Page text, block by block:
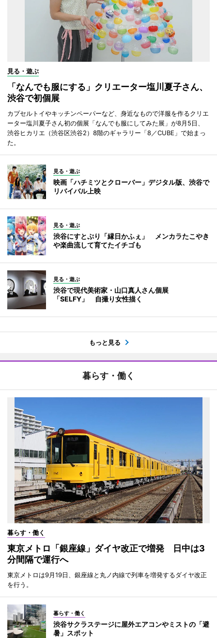
見る・遊ぶ
「なんでも服にする」クリエーター塩川夏子さん、
渋谷で初個展
カプセルトイやキッチンペーパーなど、身近なもので洋服を作るクリエ
ーター塩川夏子さん初の個展「なんでも服にしてみた展」が8月5日、
渋谷ヒカリエ（渋谷区渋谷2）8階のギャラリー「8／CUBE」で始まっ
た。
見る・遊ぶ
映画「ハチミツとクローバー」デジタル版、渋谷で
リバイバル上映
見る・遊ぶ
渋谷にすとぷり「縁日かふぇ」 メンカラたこやき
や楽曲流して育てたイチゴも
見る・遊ぶ
渋谷で現代美術家・山口真人さん個展
「SELFY」 自撮り女性描く
もっと見る
暮らす・働く
暮らす・働く
東京メトロ「銀座線」ダイヤ改正で増発 日中は3
分間隔で運行へ
東京メトロは9月19日、銀座線と丸ノ内線で列車を増発するダイヤ改正
を行う。
暮らす・働く
渋谷サクラステージに屋外エアコンやミストの「避
暑」スポット